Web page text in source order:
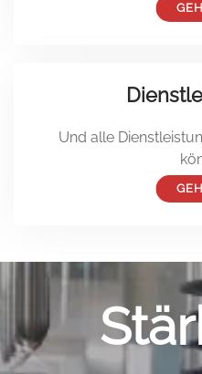
Und alle